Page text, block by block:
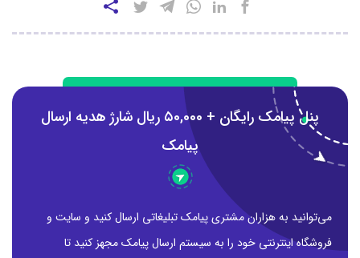
پنل پیامک رایگان + ۵0,000 ریال شارژ هدیه ارسال
پیامک
می‌توانید به هزاران مشتری پیامک تبلیغاتی ارسال کنید و سایت و
فروشگاه اینترنتی خود را به سیستم ارسال پیامک مجهز کنید تا